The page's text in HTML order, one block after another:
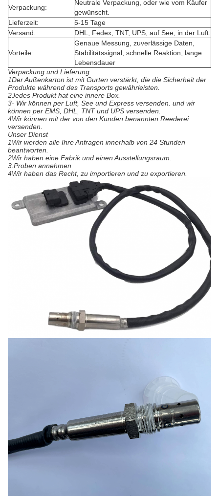
Verpackung:
Neutrale Verpackung, oder wie vom Käufer
gewünscht.
Lieferzeit:
5-15 Tage
Versand:
DHL, Fedex, TNT, UPS, auf See, in der Luft.
Vorteile:
Genaue Messung, zuverlässige Daten,
Stabilitätssignal, schnelle Reaktion, lange
Lebensdauer
Verpackung und Lieferung
1Der Außenkarton ist mit Gurten verstärkt, die die Sicherheit der
Produkte während des Transports gewährleisten.
2Jedes Produkt hat eine innere Box.
3- Wir können per Luft, See und Express versenden. und wir
können per EMS, DHL, TNT und UPS versenden.
4Wir können mit der von den Kunden benannten Reederei
versenden.
Unser Dienst
1Wir werden alle Ihre Anfragen innerhalb von 24 Stunden
beantworten.
2Wir haben eine Fabrik und einen Ausstellungsraum.
3. Proben annehmen
4Wir haben das Recht, zu importieren und zu exportieren.